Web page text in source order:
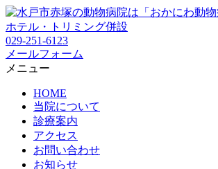
029-251-6123
メールフォーム
メニュー
HOME
当院について
診療案内
アクセス
お問い合わせ
お知らせ